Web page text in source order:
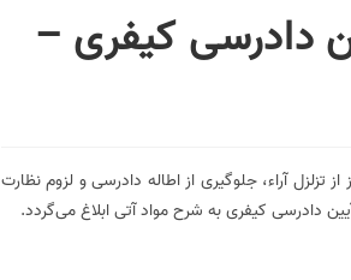
477 قانون آیین دادرسی کیفری –
از تزلزل آراء، جلوگیری از اطاله دادرسی و لزوم نظارت